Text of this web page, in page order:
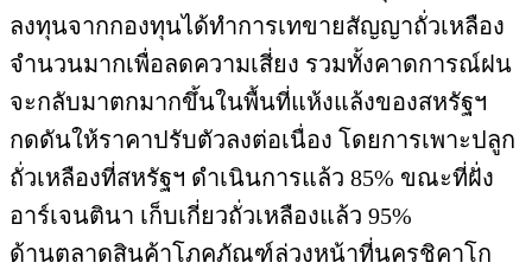
ลงทุนจากกองทุนได้ทำการเทขายสัญญาถั่วเหลือง
จำนวนมากเพื่อลดความเสี่ยง รวมทั้งคาดการณ์ฝน
จะกลับมาตกมากขึ้นในพื้นที่แห้งแล้งของสหรัฐฯ
กดดันให้ราคาปรับตัวลงต่อเนื่อง โดยการเพาะปลูก
ถั่วเหลืองที่สหรัฐฯ ดำเนินการแล้ว 85% ขณะที่ฝั่ง
อาร์เจนตินา เก็บเกี่ยวถั่วเหลืองแล้ว 95%
ด้านตลาดสินค้าโภคภัณฑ์ล่วงหน้าที่นครชิคาโก